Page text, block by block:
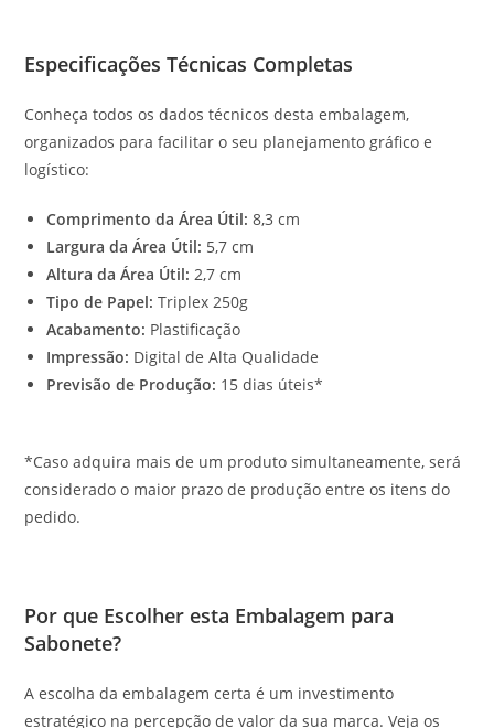
Especificações Técnicas Completas
Conheça todos os dados técnicos desta embalagem,
organizados para facilitar o seu planejamento gráfico e
logístico:
Comprimento da Área Útil: 8,3 cm
Largura da Área Útil: 5,7 cm
Altura da Área Útil: 2,7 cm
Tipo de Papel: Triplex 250g
Acabamento: Plastificação
Impressão: Digital de Alta Qualidade
Previsão de Produção: 15 dias úteis*
*Caso adquira mais de um produto simultaneamente, será
considerado o maior prazo de produção entre os itens do
pedido.
Por que Escolher esta Embalagem para
Sabonete?
A escolha da embalagem certa é um investimento
estratégico na percepção de valor da sua marca. Veja os